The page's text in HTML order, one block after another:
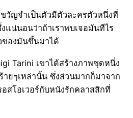
วัญจำเป็นตัวมีตัวละครตัวหนึ่งที่
แน่นอนว่าถ้าเราพบเจอมันทีไร
ของมันขึ้นมาได้
Tarini เขาได้สร้างภาพชุดหนึ่ง
ยๆเหล่านั้น ซึ่งส่วนมากก็มาจาก
สโอเวอร์กับหนังรักคลาสสิกที่